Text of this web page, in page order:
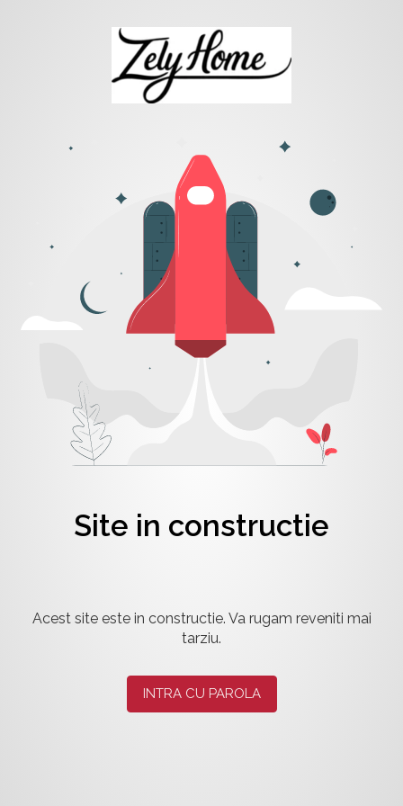
Site in constructie
Acest site este in constructie. Va rugam reveniti mai
tarziu.
INTRA CU PAROLA